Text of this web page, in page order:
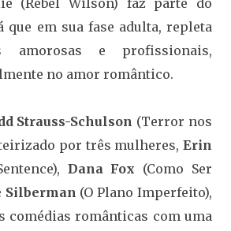
(Rebel Wilson) faz parte do
que em sua fase adulta, repleta
amorosas e profissionais,
no amor romântico.
Strauss-Schulson (Terror nos
por três mulheres, Erin
Dana Fox (Como Ser
Silberman (O Plano Imperfeito),
comédias românticas com uma